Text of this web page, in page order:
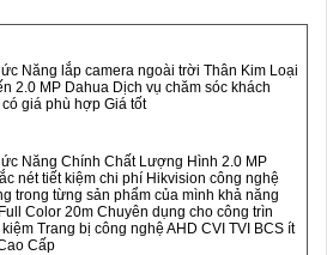
Năng lắp camera ngoài trời Thân Kim Loại
2.0 MP Dahua Dịch vụ chăm sóc khách
giá phù hợp Giá tốt
Năng Chính Chất Lượng Hình 2.0 MP
nét tiết kiệm chi phí Hikvision công nghệ
trong từng sản phẩm của mình khả năng
Color 20m Chuyên dụng cho công trìn
Trang bị công nghệ AHD CVI TVI BCS ít
Cấp